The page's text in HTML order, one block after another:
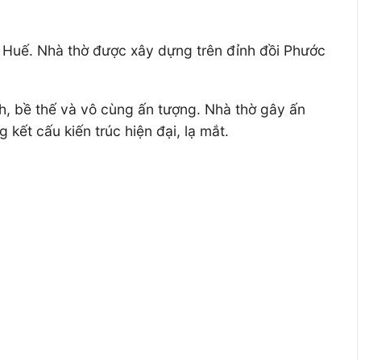
Nhà thờ được xây dựng trên đỉnh đồi Phước
bề thế và vô cùng ấn tượng. Nhà thờ gây ấn
kết cấu kiến trúc hiện đại, lạ mắt.